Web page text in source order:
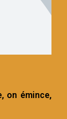
on émince,